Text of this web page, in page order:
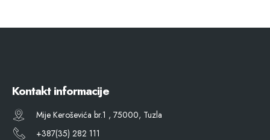
Kontakt informacije
Mije Keroševića br.1 , 75000, Tuzla
+387(35) 282 111